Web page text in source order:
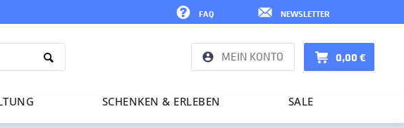
NEWSLETTER
FAQ
MEIN KONTO 0,00 €
SCHENKEN & ERLEBEN SALE